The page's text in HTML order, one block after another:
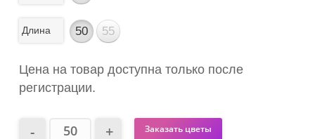
Длина 50 55
Цена на товар доступна только после
регистрации.
Заказать цветы